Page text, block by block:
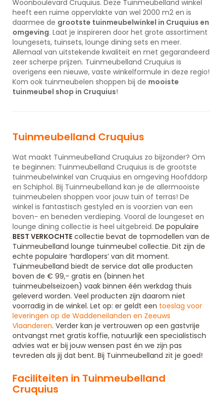
Woonboulevard Cruquius. Deze Tuinmeubelland winkel
heeft een ruime oppervlakte van wel 2000 m2 en is
daarmee de grootste tuinmeubelwinkel in Cruquius en
omgeving. Laat je inspireren door het grote assortiment
loungesets, tuinsets, lounge dining sets en meer.
Allemaal van uitstekende kwaliteit en met gegarandeerd
zeer scherpe prijzen. Tuinmeubelland Cruquius is
overigens een nieuwe, vaste winkelformule in deze regio!
Kom ook tuinmeubelen shoppen bij de mooiste
tuinmeubel shop in Cruquius!
Tuinmeubelland Cruquius
Wat maakt Tuinmeubelland Cruquius zo bijzonder? Om
te beginnen: Tuinmeubelland Cruquius is de grootste
tuinmeubelwinkel van Cruquius en omgeving Hoofddorp
en Schiphol. Bij Tuinmeubelland kan je de allermooiste
tuinmeubelen shoppen voor jouw tuin of terras! De
winkel is fantastisch gestyled en is voorzien van een
boven- en beneden verdieping. Vooral de loungeset en
lounge dining collectie is heel uitgebreid. De populaire
BEST VERKOCHTE collectie bevat de topmodellen van de
Tuinmeubelland lounge tuinmeubel collectie. Dit zijn de
echte populaire ‘hardlopers’ van dit moment.
Tuinmeubelland biedt de service dat alle producten
boven de € 99,- gratis en (binnen het
tuinmeubelseizoen) vaak binnen één werkdag thuis
geleverd worden. Veel producten zijn daarom niet
voorradig in de winkel. Let op: er geldt een toeslag voor
leveringen op de Waddeneilanden en Zeeuws
Vlaanderen. Verder kan je vertrouwen op een gastvrije
ontvangst met gratis koffie, natuurlijk een specialistisch
advies wat er bij jouw wensen past én we zijn pas
tevreden als jij dat bent. Bij Tuinmeubelland zit je goed!
Faciliteiten in Tuinmeubelland
Cruquius